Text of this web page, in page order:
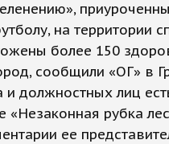
на территории
более 150
сообщили «ОГ» в
должностных лиц
«Незаконная рубка
ее